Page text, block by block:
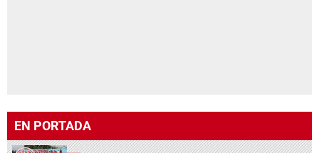
EN PORTADA